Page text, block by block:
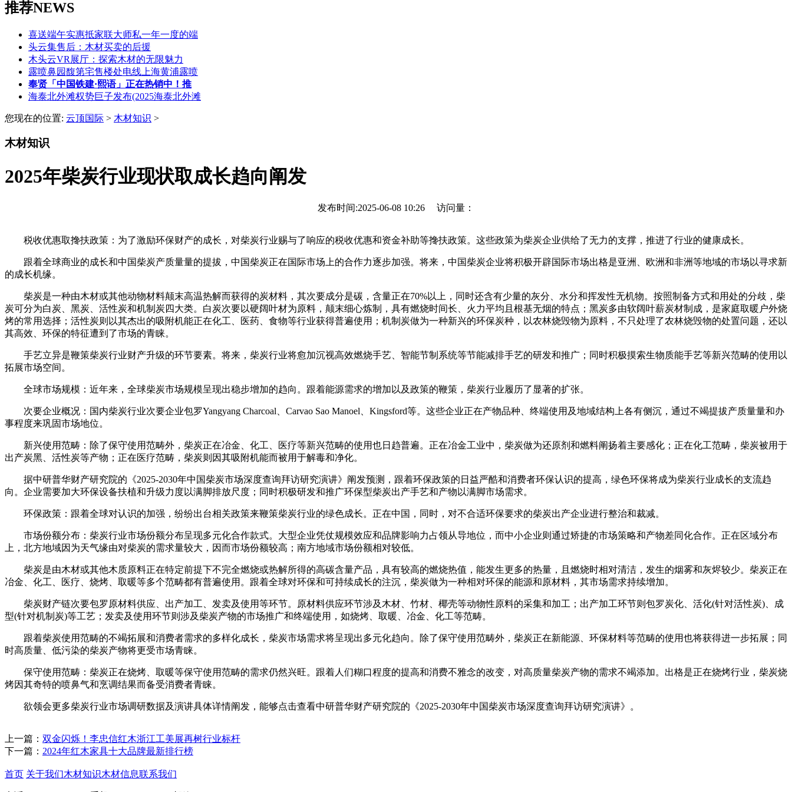
推荐NEWS
喜送端午实惠抵家联大师私一年一度的端
头云集售后：木材买卖的后援
木头云VR展厅：探索木材的无限魅力
露喷鼻园馥第宅售楼处电线上海黄浦露喷
奉贤「中国铁建·熙语」正在热销中！推
海泰北外滩权势巨子发布(2025海泰北外滩
您现在的位置: 云顶国际 > 木材知识 >
木材知识
2025年柴炭行业现状取成长趋向阐发
发布时间:2025-06-08 10:26 访问量：
税收优惠取搀扶政策：为了激励环保财产的成长，对柴炭行业赐与了响应的税收优惠和资金补助等搀扶政策。这些政策为柴炭企业供给了无力的支撑，推进了行业的健康成长。
跟着全球商业的成长和中国柴炭产质量量的提拔，中国柴炭正在国际市场上的合作力逐步加强。将来，中国柴炭企业将积极开辟国际市场出格是亚洲、欧洲和非洲等地域的市场以寻求新
的成长机缘。
柴炭是一种由木材或其他动物材料颠末高温热解而获得的炭材料，其次要成分是碳，含量正在70%以上，同时还含有少量的灰分、水分和挥发性无机物。按照制备方式和用处的分歧，柴
炭可分为白炭、黑炭、活性炭和机制炭四大类。白炭次要以硬阔叶材为原料，颠末细心炼制，具有燃烧时间长、火力平均且根基无烟的特点；黑炭多由软阔叶薪炭材制成，是家庭取暖户外烧
烤的常用选择；活性炭则以其杰出的吸附机能正在化工、医药、食物等行业获得普遍使用；机制炭做为一种新兴的环保炭种，以农林烧毁物为原料，不只处理了农林烧毁物的处置问题，还以
其高效、环保的特征遭到了市场的青睐。
手艺立异是鞭策柴炭行业财产升级的环节要素。将来，柴炭行业将愈加沉视高效燃烧手艺、智能节制系统等节能减排手艺的研发和推广；同时积极摸索生物质能手艺等新兴范畴的使用以
拓展市场空间。
全球市场规模：近年来，全球柴炭市场规模呈现出稳步增加的趋向。跟着能源需求的增加以及政策的鞭策，柴炭行业履历了显著的扩张。
次要企业概况：国内柴炭行业次要企业包罗Yangyang Charcoal、Carvao Sao Manoel、Kingsford等。这些企业正在产物品种、终端使用及地域结构上各有侧沉，通过不竭提拔产质量量和办
事程度来巩固市场地位。
新兴使用范畴：除了保守使用范畴外，柴炭正在冶金、化工、医疗等新兴范畴的使用也日趋普遍。正在冶金工业中，柴炭做为还原剂和燃料阐扬着主要感化；正在化工范畴，柴炭被用于
出产炭黑、活性炭等产物；正在医疗范畴，柴炭则因其吸附机能而被用于解毒和净化。
据中研普华财产研究院的《2025-2030年中国柴炭市场深度查询拜访研究演讲》阐发预测，跟着环保政策的日益严酷和消费者环保认识的提高，绿色环保将成为柴炭行业成长的支流趋
向。企业需要加大环保设备扶植和升级力度以满脚排放尺度；同时积极研发和推广环保型柴炭出产手艺和产物以满脚市场需求。
环保政策：跟着全球对认识的加强，纷纷出台相关政策来鞭策柴炭行业的绿色成长。正在中国，同时，对不合适环保要求的柴炭出产企业进行整治和裁减。
市场份额分布：柴炭行业市场份额分布呈现多元化合作款式。大型企业凭仗规模效应和品牌影响力占领从导地位，而中小企业则通过矫捷的市场策略和产物差同化合作。正在区域分布
上，北方地域因为天气缘由对柴炭的需求量较大，因而市场份额较高；南方地域市场份额相对较低。
柴炭是由木材或其他木质原料正在特定前提下不完全燃烧或热解所得的高碳含量产品，具有较高的燃烧热值，能发生更多的热量，且燃烧时相对清洁，发生的烟雾和灰烬较少。柴炭正在
冶金、化工、医疗、烧烤、取暖等多个范畴都有普遍使用。跟着全球对环保和可持续成长的注沉，柴炭做为一种相对环保的能源和原材料，其市场需求持续增加。
柴炭财产链次要包罗原材料供应、出产加工、发卖及使用等环节。原材料供应环节涉及木材、竹材、椰壳等动物性原料的采集和加工；出产加工环节则包罗炭化、活化(针对活性炭)、成
型(针对机制炭)等工艺；发卖及使用环节则涉及柴炭产物的市场推广和终端使用，如烧烤、取暖、冶金、化工等范畴。
跟着柴炭使用范畴的不竭拓展和消费者需求的多样化成长，柴炭市场需求将呈现出多元化趋向。除了保守使用范畴外，柴炭正在新能源、环保材料等范畴的使用也将获得进一步拓展；同
时高质量、低污染的柴炭产物将更受市场青睐。
保守使用范畴：柴炭正在烧烤、取暖等保守使用范畴的需求仍然兴旺。跟着人们糊口程度的提高和消费不雅念的改变，对高质量柴炭产物的需求不竭添加。出格是正在烧烤行业，柴炭烧
烤因其奇特的喷鼻气和烹调结果而备受消费者青睐。
欲领会更多柴炭行业市场调研数据及演讲具体详情阐发，能够点击查看中研普华财产研究院的《2025-2030年中国柴炭市场深度查询拜访研究演讲》。
上一篇： 双金闪烁！李忠信红木浙江工美展再树行业标杆
下一篇： 2024年红木家具十大品牌最新排行榜
首页 关于我们木材知识木材信息联系我们